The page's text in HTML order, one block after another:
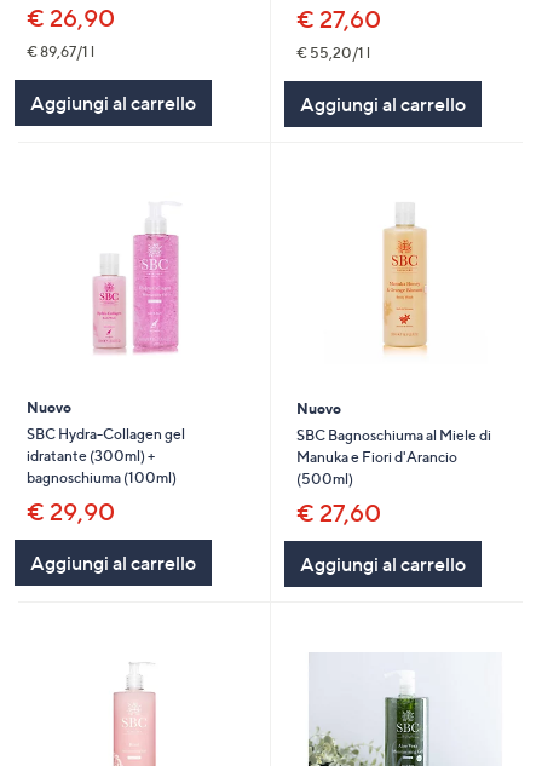
€ 26,90
€ 89,67/1 l
Aggiungi al carrello
€ 27,60
€ 55,20/1 l
Aggiungi al carrello
Nuovo
SBC Hydra-Collagen gel
idratante (300ml) +
bagnoschiuma (100ml)
€ 29,90
Aggiungi al carrello
Nuovo
SBC Bagnoschiuma al Miele di
Manuka e Fiori d'Arancio
(500ml)
€ 27,60
Aggiungi al carrello